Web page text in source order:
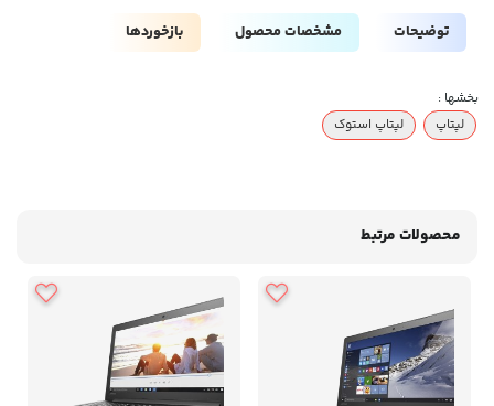
توضیحات مشخصات محصول بازخوردها
بخشها :
لپتاپ
لپتاپ استوک
محصولات مرتبط